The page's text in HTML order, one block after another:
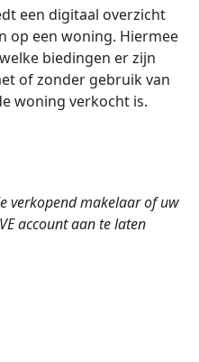
een digitaal overzicht
op een woning. Hiermee
biedingen er zijn
of zonder gebruik van
woning verkocht is.
verkopend makelaar of uw
account aan te laten